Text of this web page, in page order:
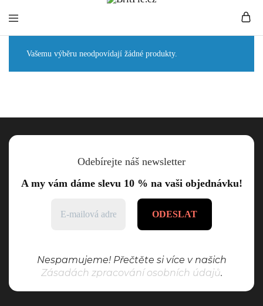
English
Vašemu výběru neodpovídají žádné produkty.
Odebírejte náš newsletter
A my vám dáme slevu 10 % na vaši objednávku!
Nespamujeme! Přečtěte si více v našich
Zásadách zpracování osobních údajů.